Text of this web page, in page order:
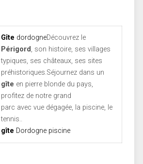
Gîte dordogneDécouvrez le
Périgord , son histoire, ses villages
typiques, ses châteaux, ses sites
préhistoriques.Séjournez dans un
gîte en pierre blonde du pays,
profitez de notre grand
parc avec vue dégagée, la piscine, le
tennis..
gîte Dordogne piscine